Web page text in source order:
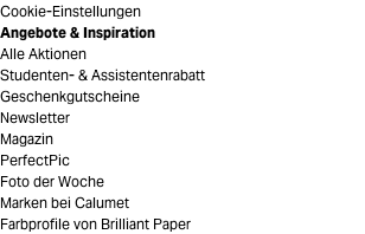
Cookie-Einstellungen
Angebote & Inspiration
Alle Aktionen
Studenten- & Assistentenrabatt
Geschenkgutscheine
Newsletter
Magazin
PerfectPic
Foto der Woche
Marken bei Calumet
Farbprofile von Brilliant Paper